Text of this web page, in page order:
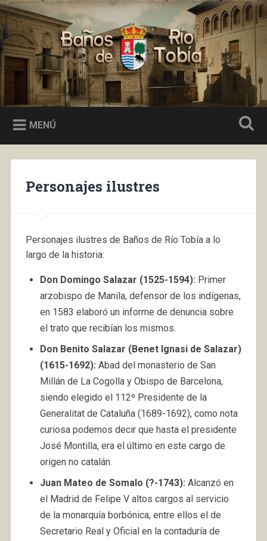
Saltar
al
contenido
Buscar
Baños de Río Tobía
MENÚ
Personajes ilustres
Personajes ilustres de Baños de Río Tobía a lo
largo de la historia:
Don Domingo Salazar (1525-1594): Primer
arzobispo de Manila, defensor de los indígenas,
en 1583 elaboró un informe de denuncia sobre
el trato que recibían los mismos.
Don Benito Salazar (Benet Ignasi de Salazar)
(1615-1692): Abad del monasterio de San
Millán de La Cogolla y Obispo de Barcelona,
siendo elegido el 112º Presidente de la
Generalitat de Cataluña (1689-1692), como nota
curiosa podemos decir que hasta el presidente
José Montilla, era el último en este cargo de
origen no catalán.
Juan Mateo de Somalo (?-1743): Alcanzó en
el Madrid de Felipe V altos cargos al servicio
de la monarquía borbónica, entre ellos el de
Secretario Real y Oficial en la contaduría de